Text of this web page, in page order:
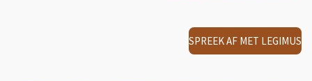
SPREEK AF MET LEGIMUS